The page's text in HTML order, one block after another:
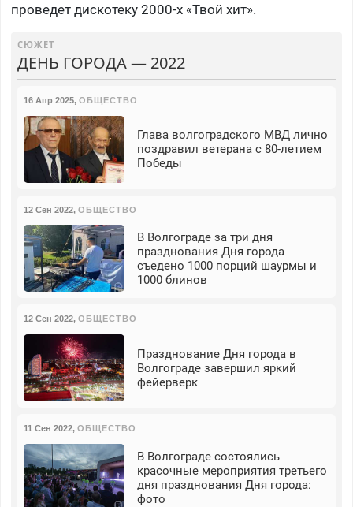
проведет дискотеку 2000-х «Твой хит».
СЮЖЕТ
ДЕНЬ ГОРОДА — 2022
16 Апр 2025, ОБЩЕСТВО
Глава волгоградского МВД лично
поздравил ветерана с 80-летием
Победы
12 Сен 2022, ОБЩЕСТВО
В Волгограде за три дня
празднования Дня города
съедено 1000 порций шаурмы и
1000 блинов
12 Сен 2022, ОБЩЕСТВО
Празднование Дня города в
Волгограде завершил яркий
фейерверк
11 Сен 2022, ОБЩЕСТВО
В Волгограде состоялись
красочные мероприятия третьего
дня празднования Дня города:
фото